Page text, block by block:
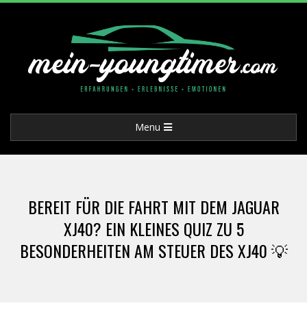
M
E
N
Navigation
Menu
BEREIT FÜR DIE FAHRT MIT DEM JAGUAR
XJ40? EIN KLEINES QUIZ ZU 5
BESONDERHEITEN AM STEUER DES XJ40 💡